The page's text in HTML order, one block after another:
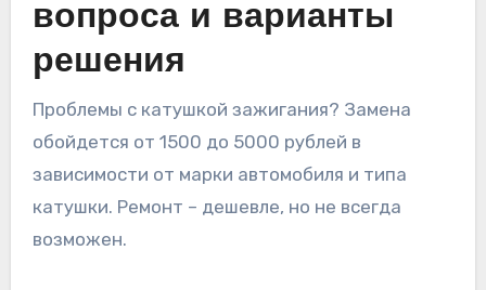
вопроса и варианты
решения
Проблемы с катушкой зажигания? Замена
обойдется от 1500 до 5000 рублей в
зависимости от марки автомобиля и типа
катушки. Ремонт – дешевле, но не всегда
возможен.